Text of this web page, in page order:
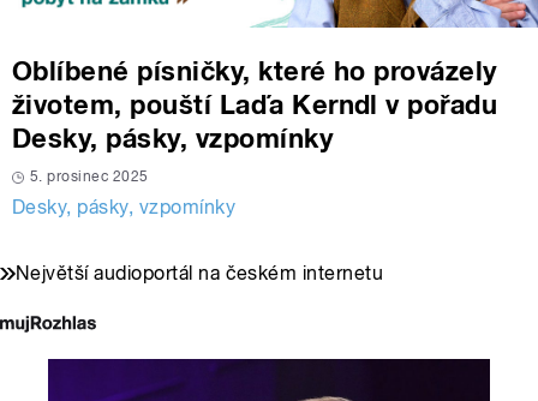
Oblíbené písničky, které ho provázely
životem, pouští Laďa Kerndl v pořadu
Desky, pásky, vzpomínky
5. prosinec 2025
Desky, pásky, vzpomínky
Největší audioportál na českém internetu